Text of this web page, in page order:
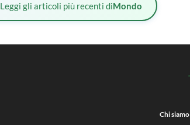
Leggi gli articoli più recenti diMondo
Chi siamo